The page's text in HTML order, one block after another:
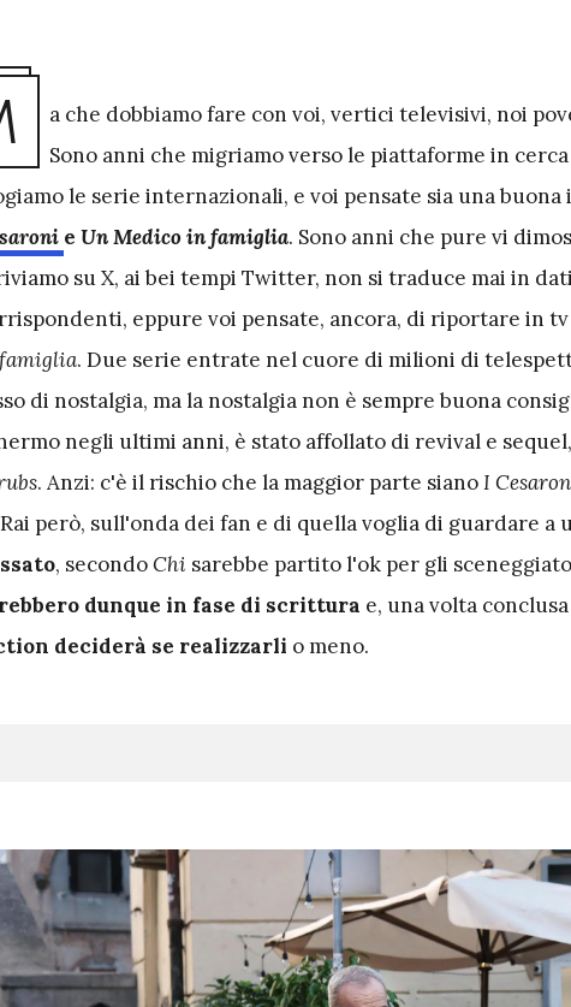
a che dobbiamo fare con voi, vertici televisivi, noi
Sono anni che migriamo verso le piattaforme in
le serie internazionali, e voi pensate sia una buona
e Un Medico in famiglia. Sono anni che pure vi
su X, ai bei tempi Twitter, non si traduce mai in
eppure voi pensate, ancora, di riportare in tv
. Due serie entrate nel cuore di milioni di
di nostalgia, ma la nostalgia non è sempre buona
negli ultimi anni, è stato affollato di revival e
. Anzi: c'è il rischio che la maggior parte sianoI
però, sull'onda dei fan e di quella voglia di guardare a
, secondoChi sarebbe partito l'ok per gli
dunque in fase di scrittura e, una volta
deciderà se realizzarli o meno.